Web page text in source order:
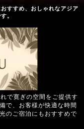
すすめ、おしゃれなアジア
。
で寛ぎの空間をご提供す
で、お客様が快適な時間
のご宿泊にもおすすめで